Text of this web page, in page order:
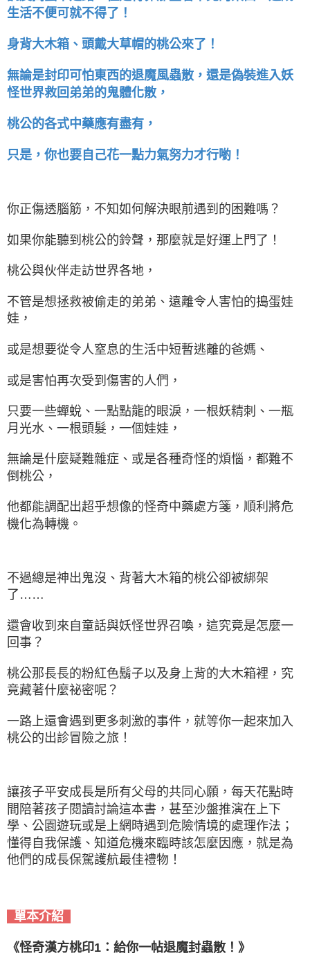
生活不便可就不得了！
身背大木箱、頭戴大草帽的桃公來了！
無論是封印可怕東西的退魔風蟲散， 還是偽裝進入妖
怪世界救回弟弟的鬼體化散，
桃公的各式中藥應有盡有，
只是，你也要自己花一點力氣努力才行喲！
你正傷透腦筋，不知如何解決眼前遇到的困難嗎？
如果你能聽到桃公的鈴聲，那麼就是好運上門了！
桃公與伙伴走訪世界各地，
不管是想拯救被偷走的弟弟、遠離令人害怕的搗蛋娃
娃，
或是想要從令人窒息的生活中短暫逃離的爸媽、
或是害怕再次受到傷害的人們，
只要一些蟬蛻、一點點龍的眼淚，一根妖精刺、一瓶
月光水、一根頭髮，一個娃娃，
無論是什麼疑難雜症、或是各種奇怪的煩惱，都難不
倒桃公，
他都能調配出超乎想像的怪奇中藥處方箋，順利將危
機化為轉機。
不過總是神出鬼沒、背著大木箱的桃公卻被綁架
了……
還會收到來自童話與妖怪世界召喚，這究竟是怎麼一
回事？
桃公那長長的粉紅色鬍子以及身上背的大木箱裡，究
竟藏著什麼祕密呢？
一路上還會遇到更多刺激的事件，就等你一起來加入
桃公的出診冒險之旅！
讓孩子平安成長是所有父母的共同心願，每天花點時
間陪著孩子閱讀討論這本書，甚至沙盤推演在上下
學、公園遊玩或是上網時遇到危險情境的處理作法；
懂得自我保護、知道危機來臨時該怎麼因應，就是為
他們的成長保駕護航最佳禮物！
單本介紹
《怪奇漢方桃印1：給你一帖退魔封蟲散！》